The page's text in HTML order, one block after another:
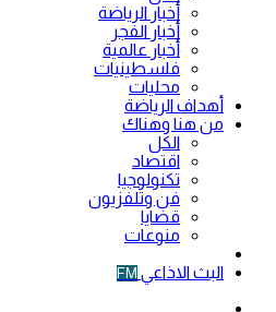
أخبار الرياضة
أخبار الفجر
أخبار عالمية
فلسطينيات
محليات
أهداف الرياضة
من هنا وهناك
الكل
اقتصاد
تكنولوجيا
فن وتلفزيون
قضايا
منوعات
البث الاذاعي FM